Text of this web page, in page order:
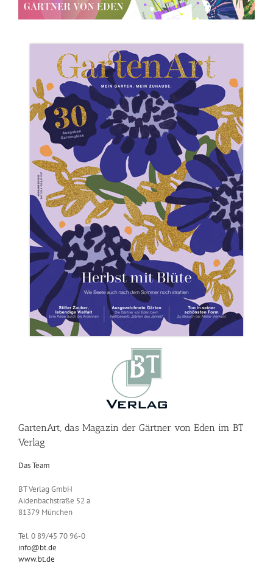
GartenArt, das Magazin der Gärtner von Eden im BT
Verlag
Das Team
BT Verlag GmbH
Aidenbachstraße 52 a
81379 München
Tel. 0 89/45 70 96-0
info@bt.de
www.bt.de